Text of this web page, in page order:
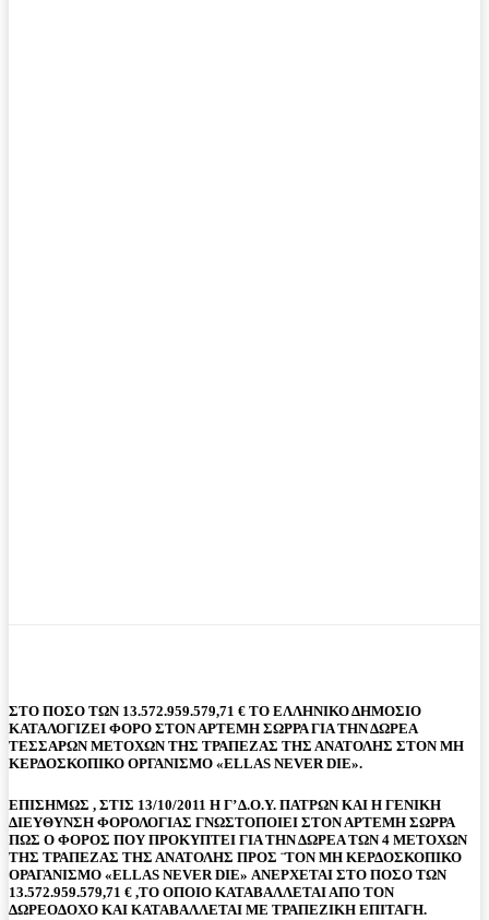
ΣΤΟ ΠΟΣΟ ΤΩΝ 13.572.959.579,71 € ΤΟ ΕΛΛΗΝΙΚΟ ΔΗΜΟΣΙΟ
ΚΑΤΑΛΟΓΙΖΕΙ ΦΟΡΟ ΣΤΟΝ ΑΡΤΕΜΗ ΣΩΡΡΑ ΓΙΑ ΤΗΝ ΔΩΡΕΑ
TEΣΣΑΡΩΝ ΜΕΤΟΧΩΝ ΤΗΣ ΤΡΑΠΕΖΑΣ ΤΗΣ ΑΝΑΤΟΛΗΣ ΣΤΟΝ ΜΗ
ΚΕΡΔΟΣΚΟΠΙΚΟ ΟΡΓΑΝΙΣΜΟ «ΕLLAS NEVER DIE».
ΕΠΙΣΗΜΩΣ , ΣΤΙΣ 13/10/2011 Η Γ’ Δ.Ο.Υ. ΠΑΤΡΩΝ ΚΑΙ Η ΓΕΝΙΚΗ
ΔΙΕΥΘΥΝΣΗ ΦΟΡΟΛΟΓΙΑΣ ΓΝΩΣΤΟΠΟΙΕΙ ΣΤΟΝ ΑΡΤΕΜΗ ΣΩΡΡΑ
ΠΩΣ Ο ΦΟΡΟΣ ΠΟΥ ΠΡΟΚΥΠΤΕΙ ΓΙΑ ΤΗΝ ΔΩΡΕΑ ΤΩΝ 4 ΜΕΤΟΧΩΝ
ΤΗΣ ΤΡΑΠΕΖΑΣ ΤΗΣ ΑΝΑΤΟΛΗΣ ΠΡΟΣ ¨ΤΟΝ ΜΗ ΚΕΡΔΟΣΚΟΠΙΚΟ
ΟΡΑΓΑΝΙΣΜΟ «ELLAS NEVER DIE» ΑΝΕΡΧΕΤΑΙ ΣΤΟ ΠΟΣΟ ΤΩΝ
13.572.959.579,71 € ,ΤΟ ΟΠΟΙΟ ΚΑΤΑΒΑΛΛΕΤΑΙ ΑΠΟ ΤΟΝ
ΔΩΡΕΟΔΟΧΟ ΚΑΙ ΚΑΤΑΒΑΛΛΕΤΑΙ ΜΕ ΤΡΑΠΕΖΙΚΗ ΕΠΙΤΑΓΗ.